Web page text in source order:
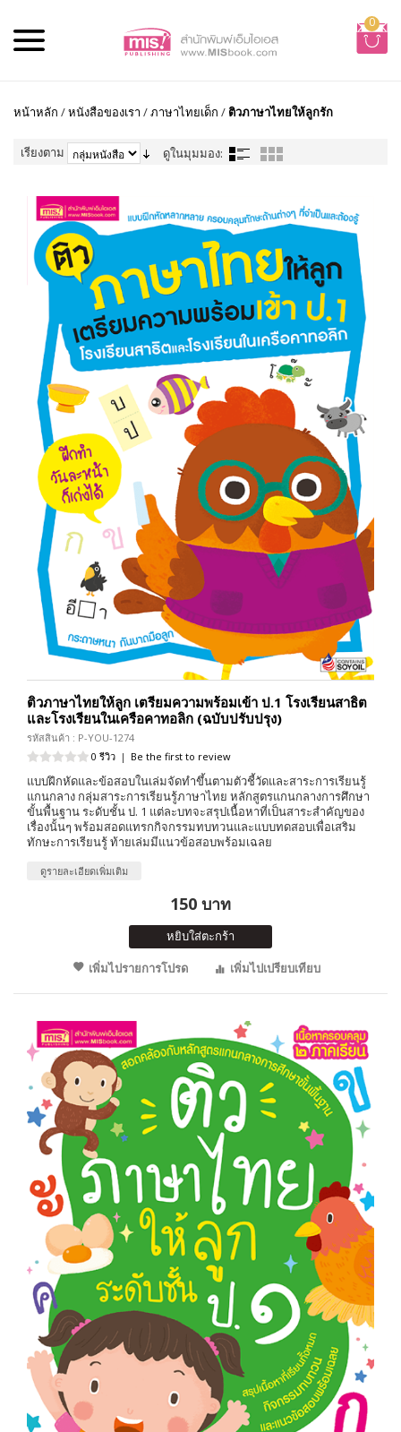
0
หน้าหลัก /หนังสือของเรา /ภาษาไทยเด็ก / ติวภาษาไทยให้ลูกรัก
เรียงตาม ดูในมุมมอง:
ติวภาษาไทยให้ลูก เตรียมความพร้อมเข้า ป.1 โรงเรียนสาธิต
และโรงเรียนในเครือคาทอลิก (ฉบับปรับปรุง)
รหัสสินค้า : P-YOU-1274
0 รีวิว | Be the first to review
แบบฝึกหัดและข้อสอบในเล่มจัดทำขึ้นตามตัวชี้วัดและสาระการเรียนรู้
แกนกลาง กลุ่มสาระการเรียนรู้ภาษาไทย หลักสูตรแกนกลางการศึกษา
ขั้นพื้นฐาน ระดับชั้น ป. 1 แต่ละบทจะสรุปเนื้อหาที่เป็นสาระสำคัญของ
เรื่องนั้นๆ พร้อมสอดแทรกกิจกรรมทบทวนและแบบทดสอบเพื่อเสริม
ทักษะการเรียนรู้ ท้ายเล่มมีแนวข้อสอบพร้อมเฉลย
ดูรายละเอียดเพิ่มเติม
150 บาท
หยิบใส่ตะกร้า
เพิ่มไปรายการโปรด
เพิ่มไปเปรียบเทียบ